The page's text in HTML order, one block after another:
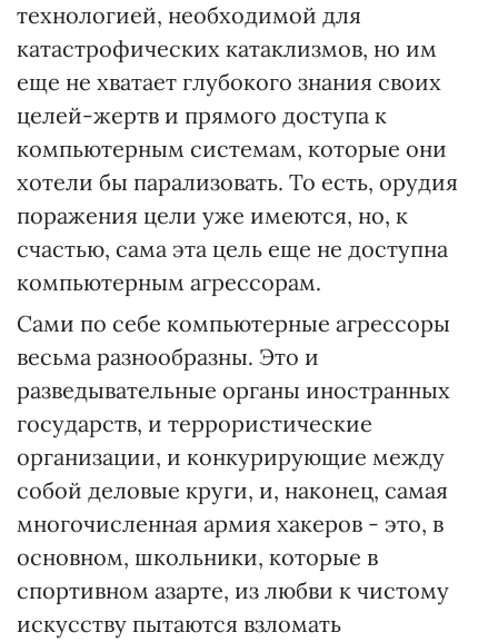
технологией, необходимой для
катастрофических катаклизмов, но им
еще не хватает глубокого знания своих
целей-жертв и прямого доступа к
компьютерным системам, которые они
хотели бы парализовать. То есть, орудия
поражения цели уже имеются, но, к
счастью, сама эта цель еще не доступна
компьютерным агрессорам.
Сами по себе компьютерные агрессоры
весьма разнообразны. Это и
разведывательные органы иностранных
государств, и террористические
организации, и конкурирующие между
собой деловые круги, и, наконец, самая
многочисленная армия хакеров - это, в
основном, школьники, которые в
спортивном азарте, из любви к чистому
искусству пытаются взломать